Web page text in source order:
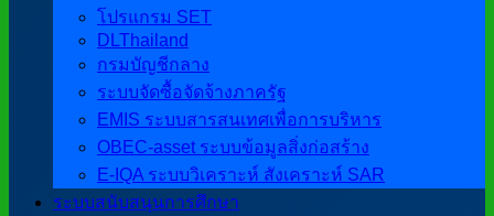
โปรแกรม SET
DLThailand
กรมบัญชีกลาง
ระบบจัดซื้อจัดจ้างภาครัฐ
EMIS ระบบสารสนเทศเพื่อการบริหาร
OBEC-asset ระบบข้อมูลสิ่งก่อสร้าง
E-IQA ระบบวิเคราะห์ สังเคราะห์ SAR
ระบบสนับสนุนการศึกษา